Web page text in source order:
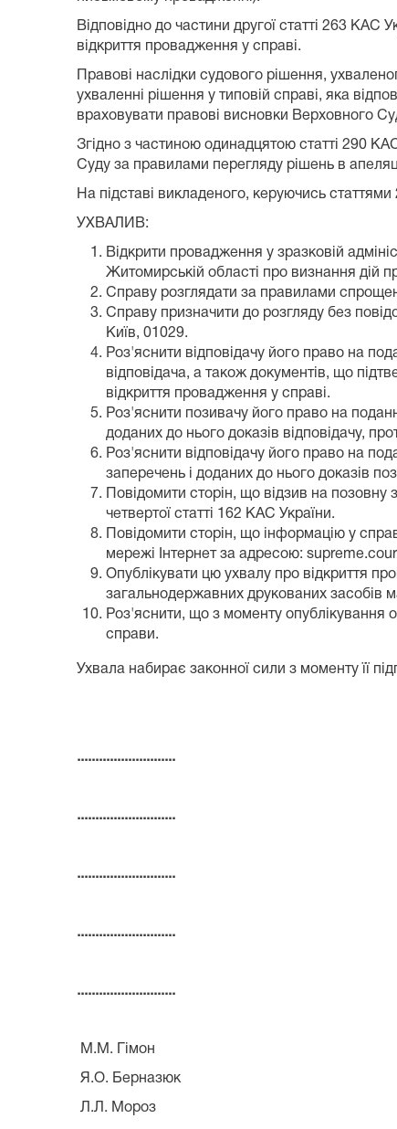
Відповідно до частини другої статті 263 КАС
відкриття провадження у справі.
Правові наслідки судового рішення,
ухваленні рішення у типовій справі, яка
враховувати правові висновки Верховного
Згідно з частиною одинадцятою статті 290
Суду за правилами перегляду рішень в
На підставі викладеного, керуючись
УХВАЛИВ:
Відкрити провадження у зразковій
Житомирській області про визнання дій
Справу розглядати за правилами
Справу призначити до розгляду без
Київ, 01029.
Роз'яснити відповідачу його право на
відповідача, а також документів, що
відкриття провадження у справі.
Роз'яснити позивачу його право на
доданих до нього доказів відповідачу,
Роз'яснити відповідачу його право на
заперечень і доданих до нього доказів
Повідомити сторін, що відзив на позовну
четвертої статті 162 КАС України.
Повідомити сторін, що інформацію у
мережі Інтернет за адресою:
Опублікувати цю ухвалу про відкриття
загальнодержавних друкованих засобів
Роз'яснити, що з моменту опублікування
справи.
Ухвала набирає законної сили з моменту її
...........................
...........................
...........................
...........................
...........................
М.М. Гімон
Я.О. Берназюк
Л.Л. Мороз